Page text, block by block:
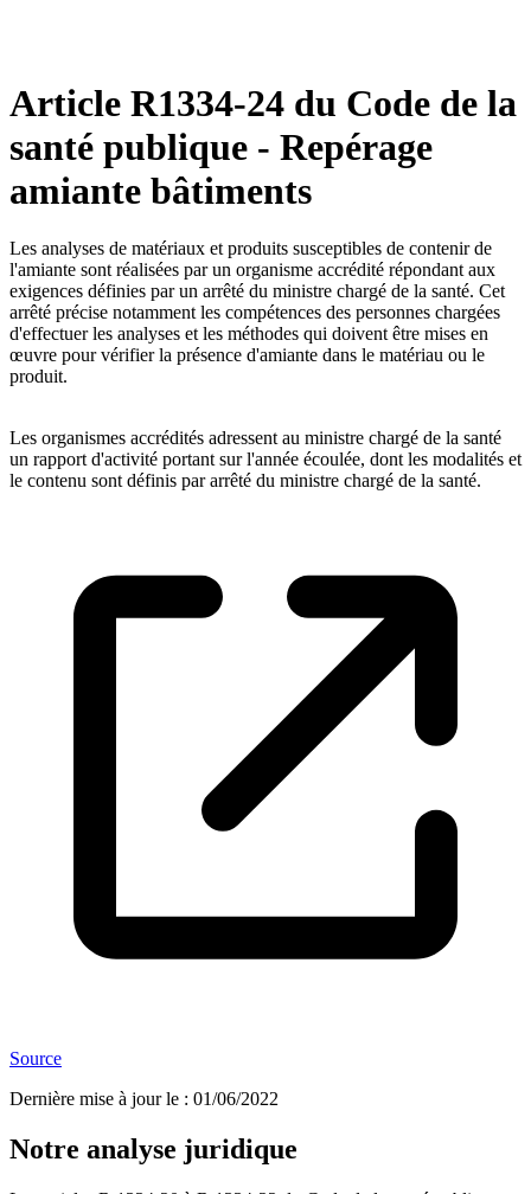
Article R1334-24 du Code de la
santé publique - Repérage
amiante bâtiments
Les analyses de matériaux et produits susceptibles de contenir de
l'amiante sont réalisées par un organisme accrédité répondant aux
exigences définies par un arrêté du ministre chargé de la santé. Cet
arrêté précise notamment les compétences des personnes chargées
d'effectuer les analyses et les méthodes qui doivent être mises en
œuvre pour vérifier la présence d'amiante dans le matériau ou le
produit.
Les organismes accrédités adressent au ministre chargé de la santé
un rapport d'activité portant sur l'année écoulée, dont les modalités et
le contenu sont définis par arrêté du ministre chargé de la santé.
Source
Dernière mise à jour le : 01/06/2022
Notre analyse juridique